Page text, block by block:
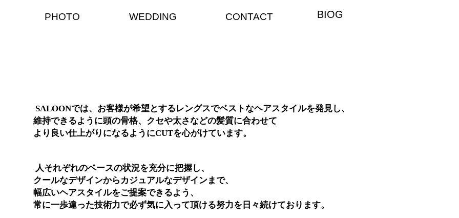
PHOTO WEDDING CONTACT BIOG
SALOONでは、お客様が希望とするレングスでベストなヘアスタイルを発見し、
維持できるように頭の骨格、クセや太さなどの髪質に合わせて
より良い仕上がりになるようにCUTを心がけています。
人それぞれのベースの状況を充分に把握し、
クールなデザインからカジュアルなデザインまで、
幅広いヘアスタイルをご提案できるよう、
常に一歩違った技術力で必ず気に入って頂ける努力を日々続けております。